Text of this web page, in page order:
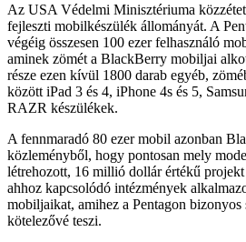
Az USA Védelmi Minisztériuma
fejleszti mobilkészülék állományát. A
végéig összesen 100 ezer felhasználó
aminek zömét a BlackBerry mobiljai
része ezen kívül 1800 darab egyéb,
között iPad 3 és 4, iPhone 4s és 5,
RAZR készülékek.
A fennmaradó 80 ezer mobil azonban
közleményből, hogy pontosan mely
létrehozott, 16 millió dollár értékű
ahhoz kapcsolódó intézmények
mobiljaikat, amihez a Pentagon bizonyos
kötelezővé teszi.